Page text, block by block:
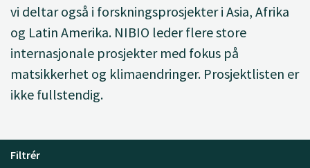
vi deltar også i forskningsprosjekter i Asia, Afrika
og Latin Amerika. NIBIO leder flere store
internasjonale prosjekter med fokus på
matsikkerhet og klimaendringer. Prosjektlisten er
ikke fullstendig.
Filtrér